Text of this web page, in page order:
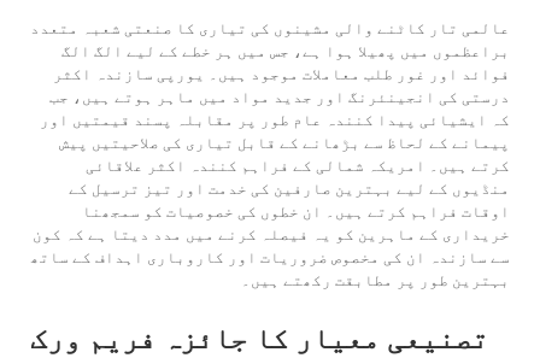
عالمی تار کاٹنے والی مشینوں کی تیاری کا صنعتی شعبہ متعدد
براعظموں میں پھیلا ہوا ہے، جس میں ہر خطے کے لیے الگ الگ
فوائد اور غور طلب معاملات موجود ہیں۔ یورپی سازندہ اکثر
درستی کی انجینئرنگ اور جدید مواد میں ماہر ہوتے ہیں، جب
کہ ایشیائی پیدا کنندہ عام طور پر مقابلہ پسند قیمتیں اور
پیمانے کے لحاظ سے بڑھانے کے قابل تیاری کی صلاحیتیں پیش
کرتے ہیں۔ امریکہ شمالی کے فراہم کنندہ اکثر علاقائی
منڈیوں کے لیے بہترین صارفین کی خدمت اور تیز ترسیل کے
اوقات فراہم کرتے ہیں۔ ان خطوں کی خصوصیات کو سمجھنا
خریداری کے ماہرین کو یہ فیصلہ کرنے میں مدد دیتا ہے کہ کون
سے سازندہ ان کی مخصوص ضروریات اور کاروباری اہداف کے ساتھ
بہترین طور پر مطابقت رکھتے ہیں۔
تصنیعی معیار کا جائزہ فریم ورک